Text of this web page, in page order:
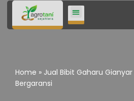
Lompat
Home » Jual Bibit Gaharu Gianyar
Bergaransi